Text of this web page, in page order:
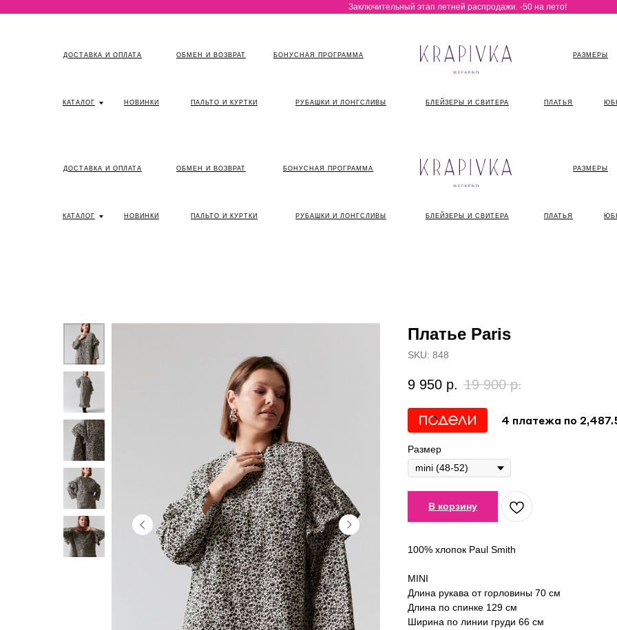
Заключительный этап летней распродажи. -50 на лето!
РУБАШКИ И ЛОНГСЛИВЫ
КАТАЛОГ БЛЕЙЗЕРЫ И СВИТЕРА
РАЗМЕРЫ
ДОСТАВКА И ОПЛАТА ОБМЕН И ВОЗВРАТ
ПЛАТЬЯ
ПАЛЬТО И КУРТКИ
НОВИНКИ
БОНУСНАЯ ПРОГРАММА
РУБАШКИ И ЛОНГСЛИВЫ
КАТАЛОГ БЛЕЙЗЕРЫ И СВИТЕРА
РАЗМЕРЫ
ДОСТАВКА И ОПЛАТА ОБМЕН И ВОЗВРАТ
ПЛАТЬЯ
ПАЛЬТО И КУРТКИ
НОВИНКИ
БОНУСНАЯ ПРОГРАММА
Платье Paris
SKU: 848
9 950 р. 19 900 р.
4 платежа по
Размер
В корзину
100% хлопок Paul Smith
MINI
Длина рукава от горловины 70 см
Длина по спинке 129 см
Ширина по линии груди 66 см